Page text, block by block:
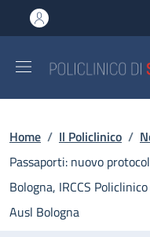
al contenuto principale
to footer content
Briciole di
Home / Il Policlinico /
Passaporti: nuovo
Bologna, IRCCS
Ausl Bologna